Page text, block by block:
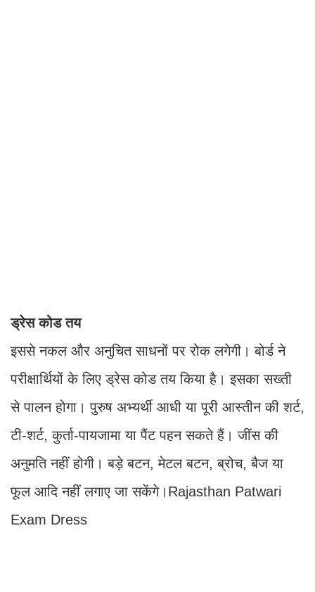
ड्रेस कोड तय
इससे नकल और अनुचित साधनों पर रोक लगेगी। बोर्ड ने
परीक्षार्थियों के लिए ड्रेस कोड तय किया है। इसका सख्ती
से पालन होगा। पुरुष अभ्यर्थी आधी या पूरी आस्तीन की शर्ट,
टी-शर्ट, कुर्ता-पायजामा या पैंट पहन सकते हैं। जींस की
अनुमति नहीं होगी। बड़े बटन, मेटल बटन, ब्रोच, बैज या
फूल आदि नहीं लगाए जा सकेंगे।Rajasthan Patwari
Exam Dress